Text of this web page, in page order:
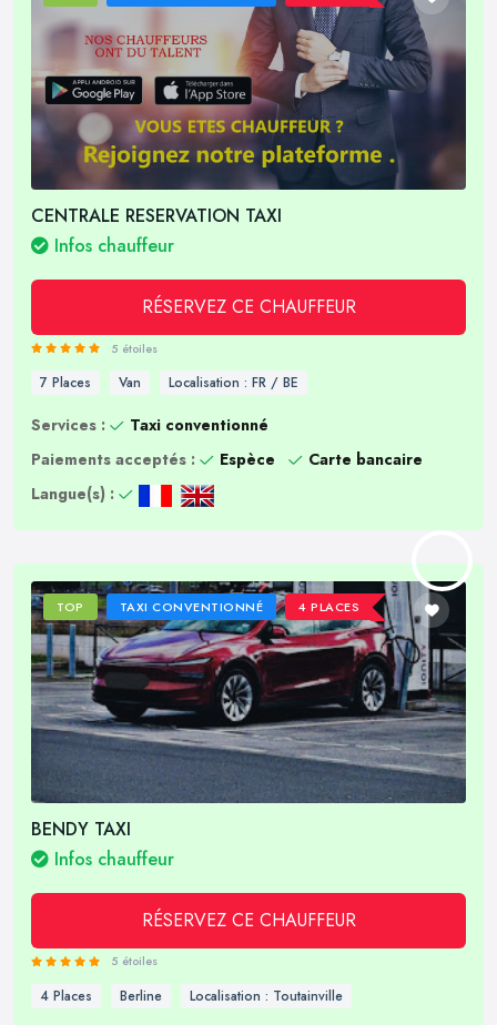
CENTRALE RESERVATION TAXI
Infos chauffeur
RÉSERVEZ CE CHAUFFEUR
5 étoiles
7 Places Van Localisation : FR / BE
Services :
Taxi conventionné
Paiements acceptés :
Espèce
Carte bancaire
Langue(s) :
TOP TAXI CONVENTIONNÉ 4 PLACES
BENDY TAXI
Infos chauffeur
RÉSERVEZ CE CHAUFFEUR
5 étoiles
4 Places Berline Localisation : Toutainville